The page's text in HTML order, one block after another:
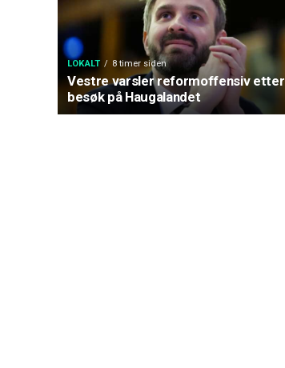
LOKALT 8 timer siden
Vestre varsler reformoffensiv etter
besøk på Haugalandet